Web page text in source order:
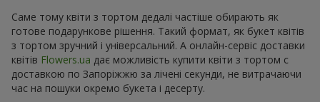
Саме тому квіти з тортом дедалі частіше обирають як
готове подарункове рішення. Такий формат, як букет квітів
з тортом зручний і універсальний. А онлайн-сервіс доставки
квітів Flowers.ua дає можливість купити квіти з тортом с
доставкою по Запоріжжю за лічені секунди, не витрачаючи
час на пошуки окремо букета і десерту.